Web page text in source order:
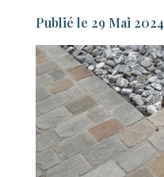
29 Mai 2024